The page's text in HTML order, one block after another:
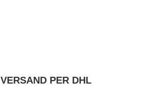
VERSAND PER DHL